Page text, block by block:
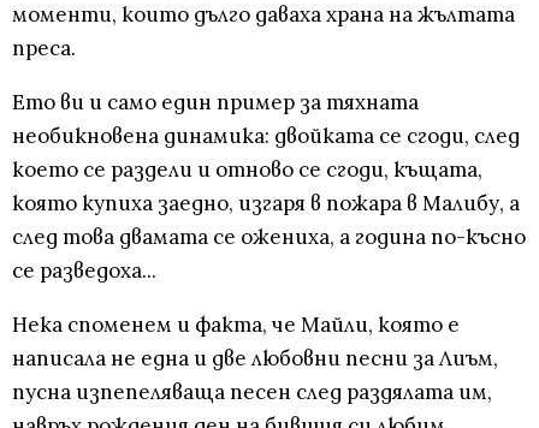
моменти, които дълго даваха храна на жълтата
преса.
Ето ви и само един пример за тяхната
необикновена динамика: двойката се сгоди, след
което се раздели и отново се сгоди, къщата,
която купиха заедно, изгаря в пожара в Малибу, а
след това двамата се ожениха, а година по-късно
се разведоха...
Нека споменем и факта, че Майли, която е
написала не една и две любовни песни за Лиъм,
пусна изпепеляваща песен след раздялата им,